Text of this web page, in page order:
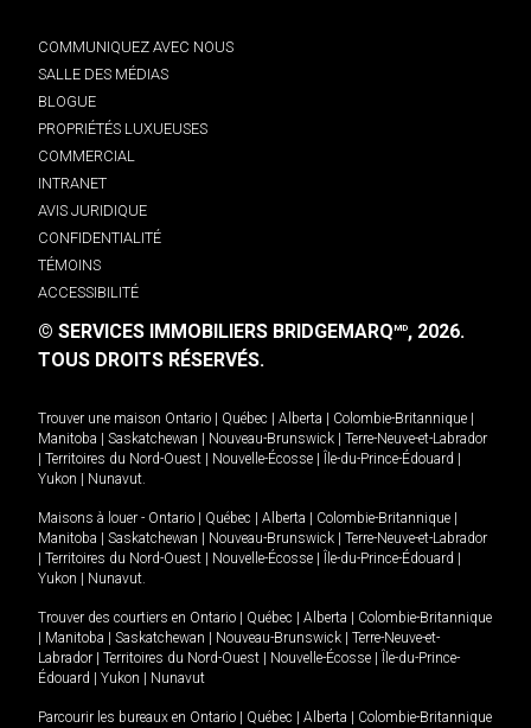
COMMUNIQUEZ AVEC NOUS
SALLE DES MÉDIAS
BLOGUE
PROPRIÉTÉS LUXUEUSES
COMMERCIAL
INTRANET
AVIS JURIDIQUE
CONFIDENTIALITÉ
TÉMOINS
ACCESSIBILITÉ
© SERVICES IMMOBILIERS BRIDGEMARQMD, 2026.
TOUS DROITS RÉSERVÉS.
Trouver une maison Ontario Québec Alberta Colombie-Britannique
Manitoba
Saskatchewan Nouveau-Brunswick
Terre-Neuve-et-Labrador
Territoires du Nord-Ouest Nouvelle-Écosse Île-du-Prince-Édouard
Yukon
Nunavut.
Maisons à louer - Ontario Québec Alberta Colombie-Britannique
Manitoba
Saskatchewan Nouveau-Brunswick
Terre-Neuve-et-Labrador
Territoires du Nord-Ouest Nouvelle-Écosse Île-du-Prince-Édouard
Yukon
Nunavut.
Trouver des courtiers en Ontario Québec Alberta
Colombie-Britannique
Manitoba Saskatchewan Nouveau-Brunswick
Terre-Neuve-et-
Labrador
Territoires du Nord-Ouest Nouvelle-Écosse
Île-du-Prince-
Édouard
Yukon Nunavut
Parcourir les bureaux en Ontario Québec Alberta
Colombie-Britannique